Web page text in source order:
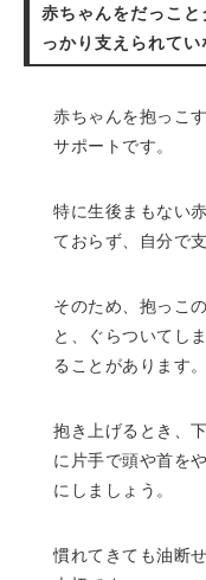
赤ちゃんをだっこ
っかり支えられてい
赤ちゃんを抱っこ
サポートです。
特に生後まもない
ておらず、自分で
そのため、抱っこ
と、ぐらついてし
ることがあります。
抱き上げるとき、
に片手で頭や首を
にしましょう。
慣れてきても油断